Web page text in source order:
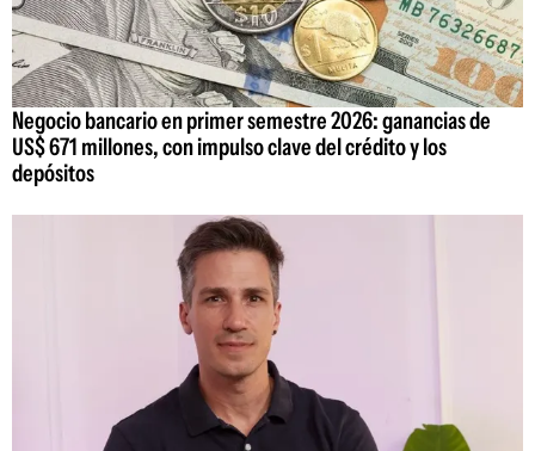
Negocio bancario en primer semestre 2026: ganancias de
US$ 671 millones, con impulso clave del crédito y los
depósitos